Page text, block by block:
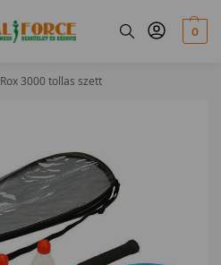
0
Rox 3000 tollas szett